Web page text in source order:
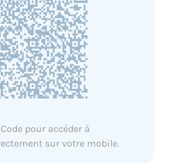
pour accéder à
sur votre mobile.